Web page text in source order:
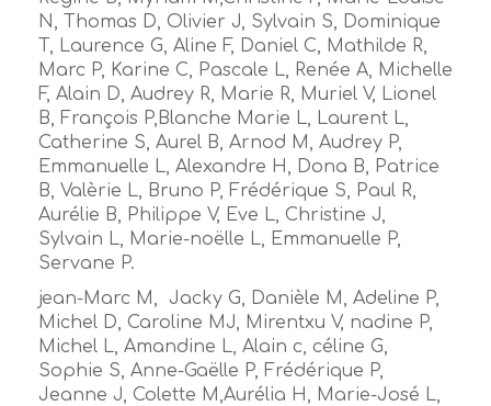
N, Thomas D, Olivier J, Sylvain S, Dominique
T, Laurence G, Aline F, Daniel C, Mathilde R,
Marc P, Karine C, Pascale L, Renée A, Michelle
F, Alain D, Audrey R, Marie R, Muriel V, Lionel
B, François P,Blanche Marie L, Laurent L,
Catherine S, Aurel B, Arnod M, Audrey P,
Emmanuelle L, Alexandre H, Dona B, Patrice
B, Valèrie L, Bruno P, Frédérique S, Paul R,
Aurélie B, Philippe V, Eve L, Christine J,
Sylvain L, Marie-noëlle L, Emmanuelle P,
Servane P.
jean-Marc M, Jacky G, Danièle M, Adeline P,
Michel D, Caroline MJ, Mirentxu V, nadine P,
Michel L, Amandine L, Alain c, céline G,
Sophie S, Anne-Gaëlle P, Frédérique P,
Jeanne J, Colette M,Aurélia H, Marie-José L,